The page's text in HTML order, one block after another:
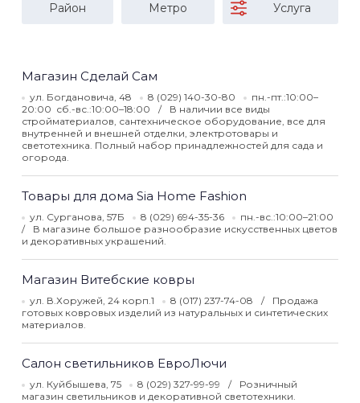
Район Метро Услуга
Магазин Сделай Сам
ул. Богдановича, 48 8 (029) 140-30-80
пн.-пт.:10:00–
20:00 сб.-вс.:10:00–18:00
В наличии все виды
стройматериалов, сантехническое оборудование, все для
внутренней и внешней отделки, электротовары и
светотехника. Полный набор принадлежностей для сада и
огорода.
Товары для дома Sia Home Fashion
ул. Сурганова, 57Б 8 (029) 694-35-36
пн.-вс.:10:00–21:00
В магазине большое разнообразие искусственных цветов
и декоративных украшений.
Магазин Витебские ковры
ул. В.Хоружей, 24 корп.1 8 (017) 237-74-08
Продажа
готовых ковровых изделий из натуральных и синтетических
материалов.
Салон светильников ЕвроЛючи
ул. Куйбышева, 75 8 (029) 327-99-99
Розничный
магазин светильников и декоративной светотехники.